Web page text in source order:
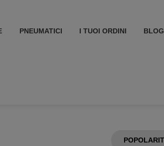
PNEUMATICI I TUOI ORDINI BLOG